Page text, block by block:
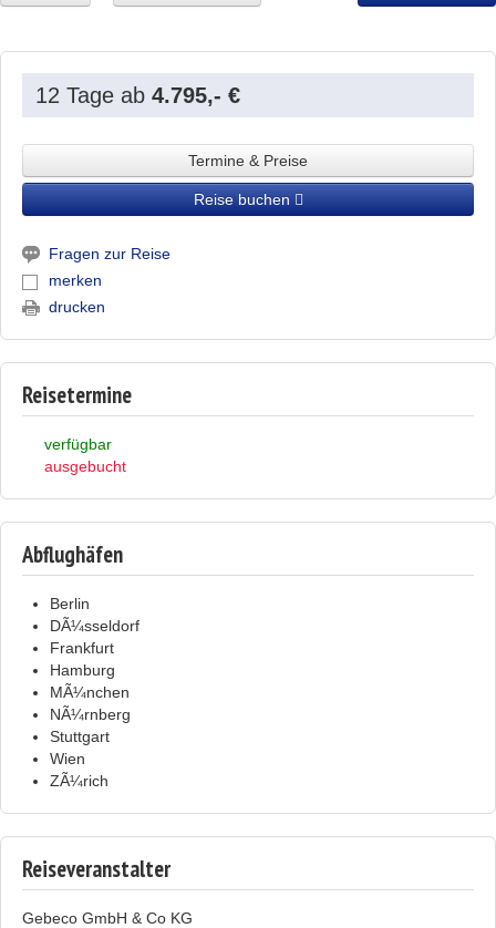
12 Tage ab 4.795,- €
Termine & Preise
Reise buchen
Fragen zur Reise
merken
drucken
Reisetermine
verfügbar
ausgebucht
Abflughäfen
Berlin
DÃ¼sseldorf
Frankfurt
Hamburg
MÃ¼nchen
NÃ¼rnberg
Stuttgart
Wien
ZÃ¼rich
Reiseveranstalter
Gebeco GmbH & Co KG